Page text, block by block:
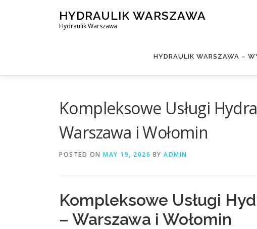
HYDRAULIK WARSZAWA
Hydraulik Warszawa
HYDRAULIK WARSZAWA –
Kompleksowe Usługi
Warszawa i Wołomin
POSTED ON MAY 19, 2026 BY ADMIN
Kompleksowe Usługi
– Warszawa i Wołomin